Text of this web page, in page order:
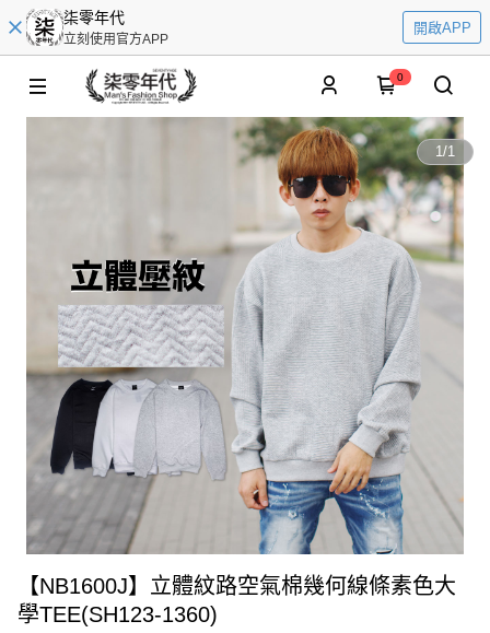
柒零年代
立刻使用官方APP
開啟APP
0
1/1
【NB1600J】立體紋路空氣棉幾何線條素色大
學TEE(SH123-1360)